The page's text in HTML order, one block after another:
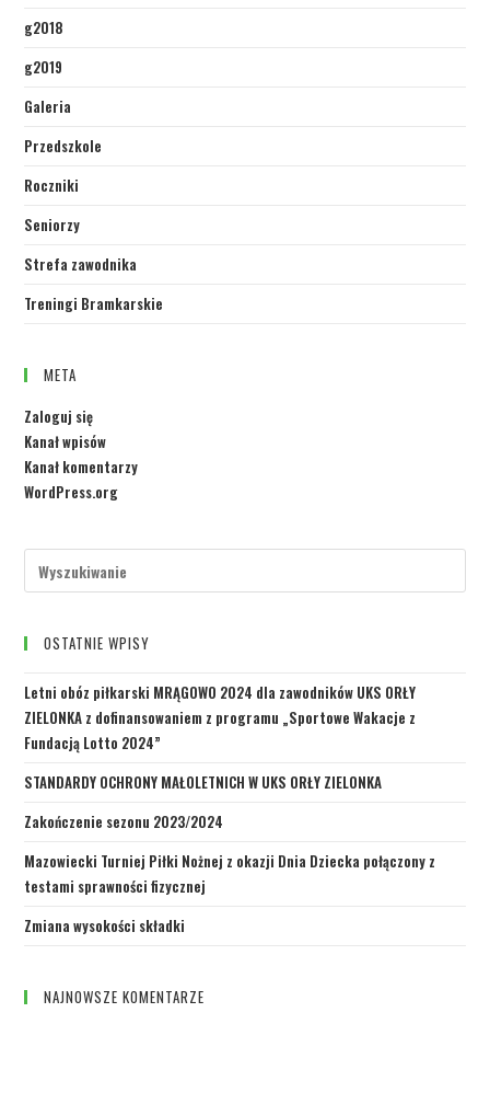
g2018
g2019
Galeria
Przedszkole
Roczniki
Seniorzy
Strefa zawodnika
Treningi Bramkarskie
META
Zaloguj się
Kanał wpisów
Kanał komentarzy
WordPress.org
OSTATNIE WPISY
Letni obóz piłkarski MRĄGOWO 2024 dla zawodników UKS ORŁY
ZIELONKA z dofinansowaniem z programu „Sportowe Wakacje z
Fundacją Lotto 2024”
STANDARDY OCHRONY MAŁOLETNICH W UKS ORŁY ZIELONKA
Zakończenie sezonu 2023/2024
Mazowiecki Turniej Piłki Nożnej z okazji Dnia Dziecka połączony z
testami sprawności fizycznej
Zmiana wysokości składki
NAJNOWSZE KOMENTARZE